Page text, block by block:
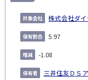
株式会社ダ
5.97
-1.08
三井住友ＤＳ